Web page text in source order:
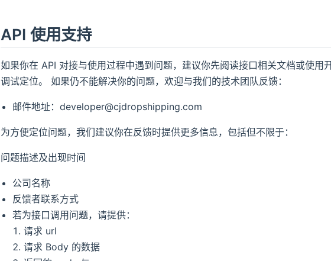
API 使用支持
如果你在 API 对接与使用过程中遇到问题，建议你先阅读接口相关文档或使用
调试定位。 如果仍不能解决你的问题，欢迎与我们的技术团队反馈：
邮件地址：developer@cjdropshipping.com
为方便定位问题，我们建议你在反馈时提供更多信息，包括但不限于：
问题描述及出现时间
公司名称
反馈者联系方式
若为接口调用问题，请提供：
请求 url
请求 Body 的数据